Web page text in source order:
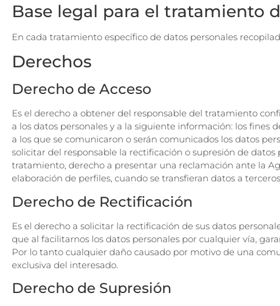
Base legal para el tratamiento
En cada tratamiento específico de datos personales
Derechos
Derecho de Acceso
Es el derecho a obtener del responsable del tratamiento
a los datos personales y a la siguiente información: los fines
a los que se comunicaron o serán comunicados los datos
solicitar del responsable la rectificación o supresión de
tratamiento, derecho a presentar una reclamación ante la
elaboración de perfiles, cuando se transfieran datos a
Derecho de Rectificación
Es el derecho a solicitar la rectificación de sus datos
que al facilitarnos los datos personales por cualquier vía,
Por lo tanto cualquier daño causado por motivo de una
exclusiva del interesado.
Derecho de Supresión